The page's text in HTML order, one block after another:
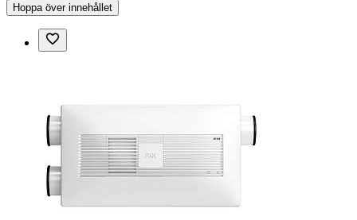
Hoppa över innehållet